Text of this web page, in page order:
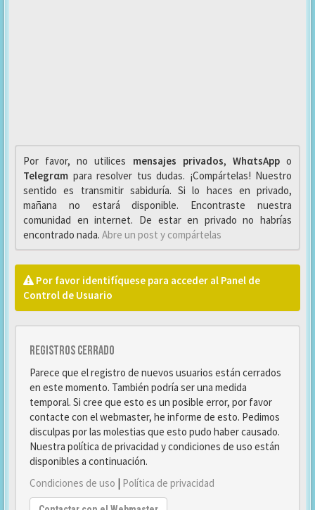
Por favor, no utilices mensajes privados, WhαtsAppo
Telegrαm para resolver tus dudas. ¡Compártelas! Nuestro
sentido es transmitir sabiduría. Si lo haces en privado,
mañana no estará disponible. Encontraste nuestra
comunidad en internet. De estar en privado no habrías
encontrado nada. Abre un post y compártelas
Por favor identifíquese para acceder al Panel de
Control de Usuario
Registros cerrado
Parece que el registro de nuevos usuarios están cerrados
en este momento. También podría ser una medida
temporal. Si cree que esto es un posible error, por favor
contacte con el webmaster, he informe de esto. Pedimos
disculpas por las molestias que esto pudo haber causado.
Nuestra política de privacidad y condiciones de uso están
disponibles a continuación.
Condiciones de uso | Política de privacidad